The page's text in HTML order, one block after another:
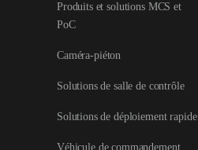
Produits et solutions MCS et
PoC
Caméra-piéton
Solutions de salle de contrôle
Solutions de déploiement rapide
Véhicule de commandement